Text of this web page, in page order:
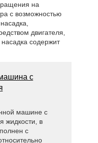
на
с возможностью
двигателя,
содержит
с
машине с
жидкости, в
с